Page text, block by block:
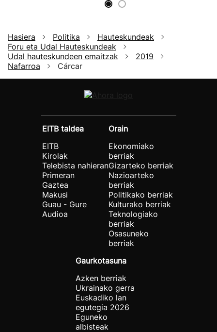
Hasiera Politika
Hauteskundeak
Foru eta Udal Hauteskundeak
Udal hauteskundeen emaitzak
2019
Nafarroa
Cárcar
EITB taldea
EITB
Kirolak
Telebista nahieran
Primeran
Gaztea
Makusi
Guau - Gure
Audioa
Orain
Ekonomiako
berriak
Gizarteko berriak
Nazioarteko
berriak
Politikako berriak
Kulturako berriak
Teknologiako
berriak
Osasuneko
berriak
Gaurkotasuna
Azken berriak
Ukrainako gerra
Euskadiko lan
egutegia 2026
Eguneko
albisteak